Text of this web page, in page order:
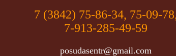
7 (3842) 75-86-34, 75-09-78,
7-913-285-49-59
posudasentr@gmail.com